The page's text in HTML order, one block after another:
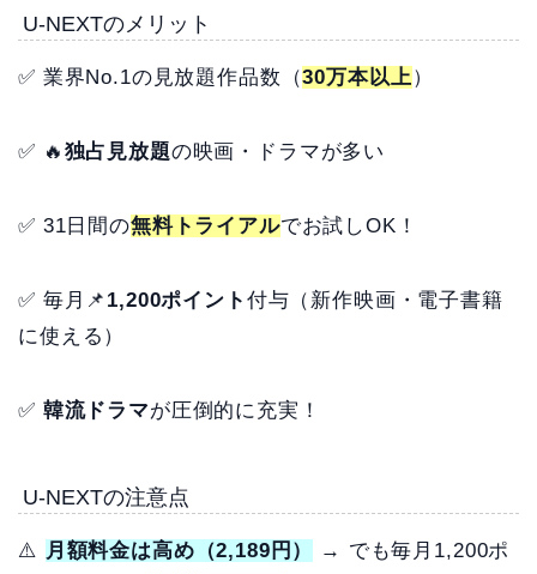
U-NEXTのメリット
✅ 業界No.1の見放題作品数（30万本以上）
✅ 🔥 独占見放題の映画・ドラマが多い
✅ 31日間の無料トライアルでお試しOK！
✅ 毎月📌 1,200ポイント 付与（新作映画・電子書籍
に使える）
✅ 韓流ドラマが圧倒的に充実！
U-NEXTの注意点
⚠️ 月額料金は高め（2,189円）
→ でも毎月1,200ポ